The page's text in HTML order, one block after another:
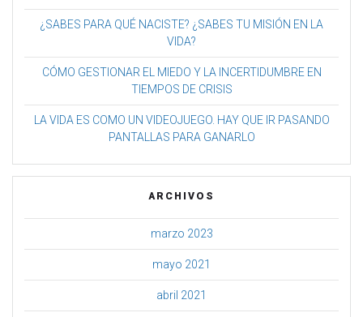
¿SABES PARA QUÉ NACISTE? ¿SABES TU MISIÓN EN LA
VIDA?
CÓMO GESTIONAR EL MIEDO Y LA INCERTIDUMBRE EN
TIEMPOS DE CRISIS
LA VIDA ES COMO UN VIDEOJUEGO. HAY QUE IR PASANDO
PANTALLAS PARA GANARLO
ARCHIVOS
marzo 2023
mayo 2021
abril 2021